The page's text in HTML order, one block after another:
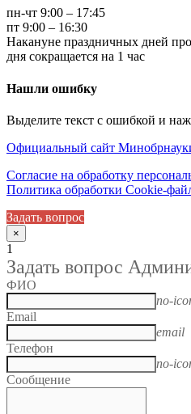
пн-чт 9:00 – 17:45
пт 9:00 – 16:30
Накануне праздничных дней
дня сокращается на 1 час
Нашли ошибку
Выделите текст с ошибкой и
Официальный сайт
Согласие на обработку
Политика обработки Cookie-
Задать вопрос
×
1
Задать вопрос
ФИО
no-
Email
email
Телефон
no-
Сообщение